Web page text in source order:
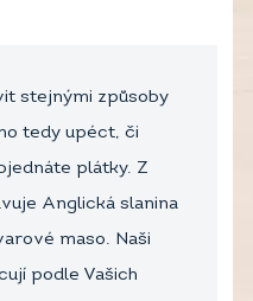
stejnými způsoby
tedy upéct, či
plátky. Z
Anglická slanina
maso. Naši
podle Vašich